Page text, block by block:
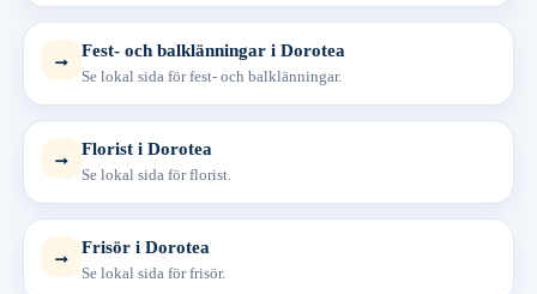
→ Fest- och balklänningar i Dorotea
Se lokal sida för fest- och balklänningar.
→ Florist i Dorotea
Se lokal sida för florist.
→ Frisör i Dorotea
Se lokal sida för frisör.